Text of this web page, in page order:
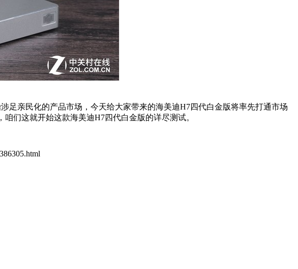
亲民化的产品市场，今天给大家带来的海美迪H7四代白金版将率先打通市场
咱们这就开始这款海美迪H7四代白金版的详尽测试。